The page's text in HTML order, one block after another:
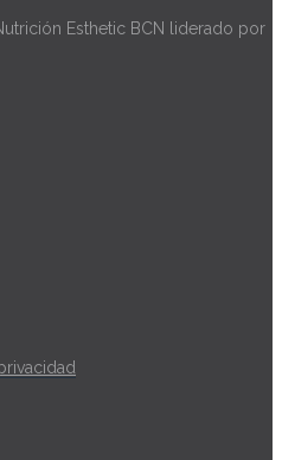
Esthetic BCN liderado por